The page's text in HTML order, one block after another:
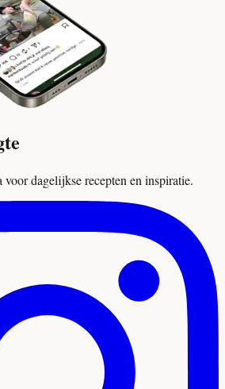
dagelijkse recepten en inspiratie.